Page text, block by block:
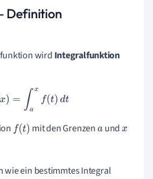
Definition
wird Integralfunktion
Ia( x)= ax f( t)dt
f(t) mit den Grenzena undx
wie ein bestimmtes Integral